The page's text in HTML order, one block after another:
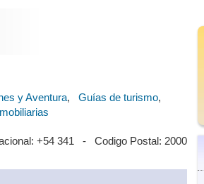
y Aventura, Guías de turismo,
+54 341 - Codigo Postal: 2000